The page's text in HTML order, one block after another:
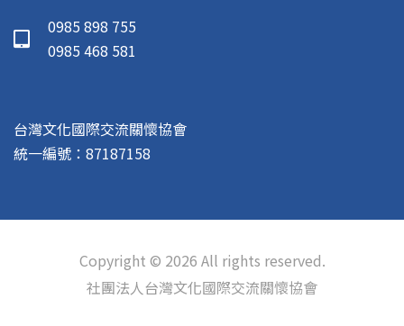
0985 898 755
0985 468 581
台灣文化國際交流關懷協會
統一編號：87187158
Copyright © 2026 All rights reserved.
社團法人台灣文化國際交流關懷協會